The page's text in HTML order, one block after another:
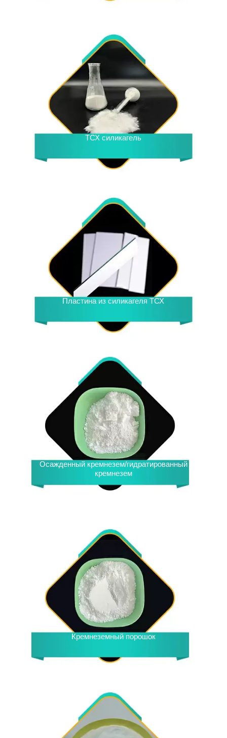
ТСХ силикагель
Пластина из силикагеля ТСХ
Осажденный кремнезем/гидратированный
кремнезем
Кремнеземный порошок